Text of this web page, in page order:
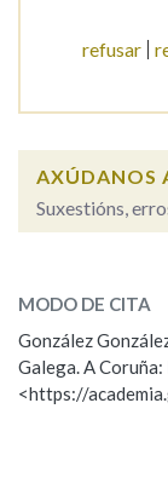
OUTRAS
Marcas
refusar
AXÚDANOS
Suxestións,
ESCOLLE
Propoño
MODO DE CITA
González
Galega. A Coruña:
<https://